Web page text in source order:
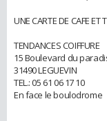
UNE CARTE DE CAFE ET
TENDANCES COIFFURE
15 Boulevard du
31490 LEGUEVIN
TEL.: 05 61 06 17 10
En face le boulodrome